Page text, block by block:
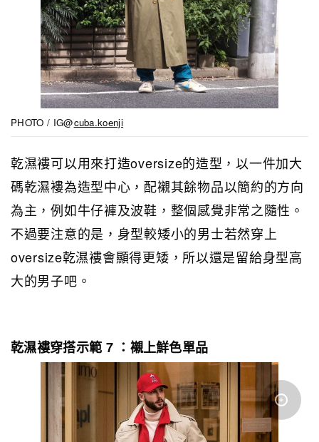
PHOTO / IG@cuba.koenji
乾濕褸可以用來打造oversize的造型，以一件加大
碼乾濕褸為造型中心，配襯其餘物品以簡約的方向
為主，例如牛仔褲及波鞋，整個感覺非常之隨性。
不過要注意的是，身型較矮小的男士若然穿上
oversize乾濕褸會顯得更矮，所以還是留給身型高
大的男子吧。
乾濕褸穿搭示範 7 ：襯上鮮色單品